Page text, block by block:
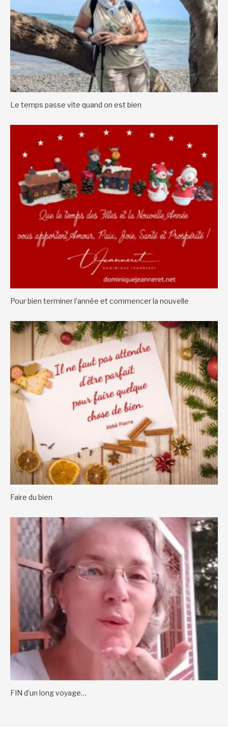
Le temps passe vite quand on est bien
Pour bien terminer l’année et commencer la nouvelle
Faire du bien
FIN d’un long voyage…